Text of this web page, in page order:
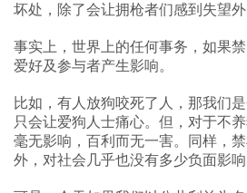
坏处，除了会让拥枪者们感到失望
事实上，世界上的任何事务，如果
爱好及参与者产生影响。
比如，有人放狗咬死了人，那我们
只会让爱狗人士痛心。但，对于不
毫无影响，百利而无一害。同样，
外，对社会几乎也没有多少负面影响